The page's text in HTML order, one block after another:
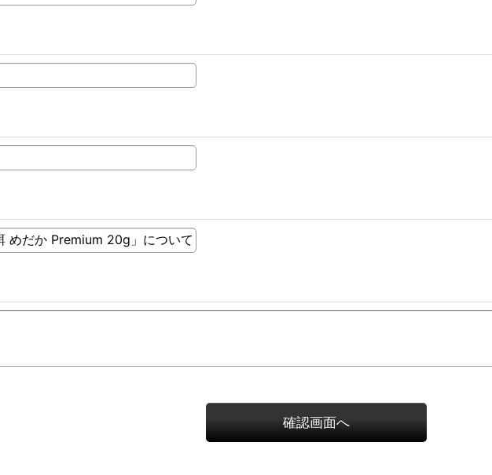
確認画面へ